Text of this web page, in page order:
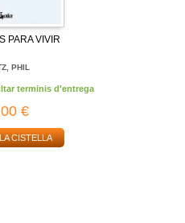
PARA VIVIR
PHIL
terminis d'entrega
€
CISTELLA